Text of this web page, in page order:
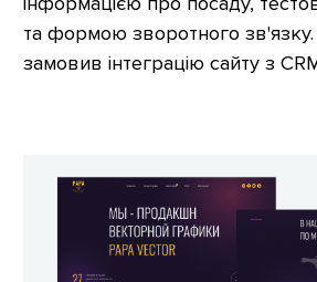
та формою зворотного зв'язку.
замовив інтеграцію сайту з